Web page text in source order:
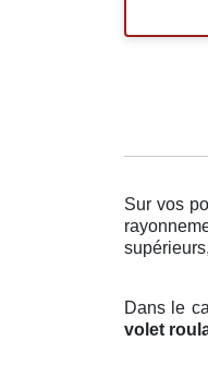
Sur vos
Dans le
volet